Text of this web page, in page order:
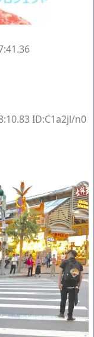
物語
る物が映ってるのが
えると謎だよな
？ NEW!
けて炎上ｗｗｗｗｗ
のスレンダー美
っていー？」ﾊﾟｼｬ
・・・「アカン、キ
絶え、様々な憶測が
キ」ではなく「俺」と
電量販店のノジマに
ュアがヤバすぎるｗ
い」
んだけどさ
なことを言われてき
ません
ID:C1a2jl/n0